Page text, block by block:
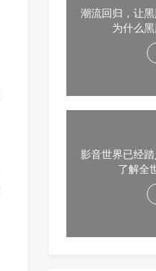
潮流回归，让
为什么
影音世界已经
了解全